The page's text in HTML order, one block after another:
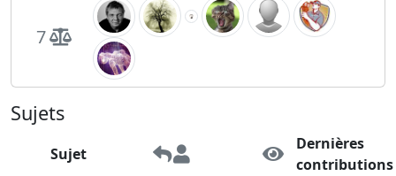
7
Sujets
Sujet
Dernières
contributions